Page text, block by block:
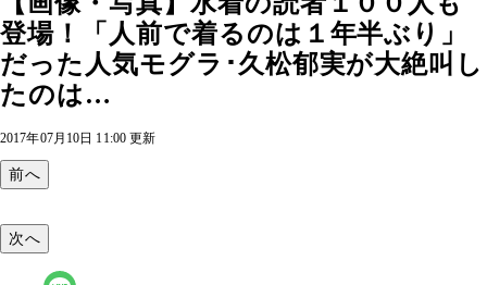
登場！「人前で着るのは１年半ぶり」
だった人気モグラ･久松郁実が大絶叫し
たのは…
2017年07月10日 11:00 更新
前へ
次へ